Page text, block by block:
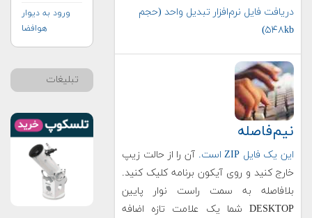
دریافت فایل نرم‌افزار تبدیل واحد (حجم
۵۴۸kb)
نیم‌فاصله
این یک فایل ZIP است.
آن را از حالت زیپ
خارج کنید و روی آیکون برنامه کلیک کنید.
بلافاصله به سمت راست نوار پایین
DESKTOP شما یک علامت تازه اضافه
ورود به دیوار
هوافضا
تبلیغات